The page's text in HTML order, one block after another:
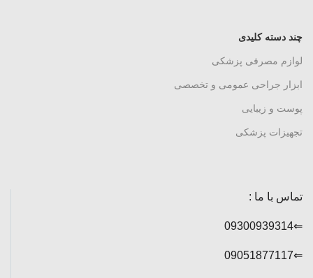
چند دسته کلیدی
لوازم مصرفی پزشکی
ابزار جراحی عمومی و تخصصی
پوست و زیبایی
تجهیزات پزشکی
تماس با ما :
⇐09300939314
⇐09051877117